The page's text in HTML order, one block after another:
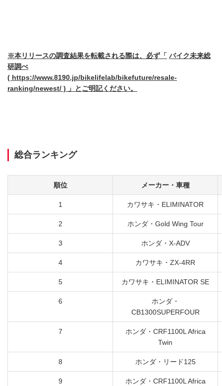
※本リリースの調査結果を転載される際は、必ず「 バイク未来総
研調べ
( https://www.8190.jp/bikelifelab/bikefuture/resale-
ranking/newest/ ) 」とご明記ください。
総合ランキング
順位 メーカー・車種
1 カワサキ・ELIMINATOR
2 ホンダ・Gold Wing Tour
3 ホンダ・X-ADV
4 カワサキ・ZX-4RR
5 カワサキ・ELIMINATOR SE
6
ホンダ・
CB1300SUPERFOUR
7
ホンダ・CRF1100L Africa
Twin
8 ホンダ・リード125
9
ホンダ・CRF1100L Africa